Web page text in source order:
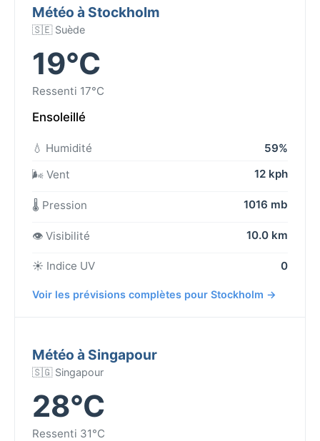
Météo à Stockholm
🇸🇪 Suède
19°C
Ressenti 17°C
Ensoleillé
💧 Humidité
59%
🌬️ Vent
12 kph
🌡️ Pression 1016 mb
👁️ Visibilité 10.0 km
☀️ Indice UV 0
Voir les prévisions complètes pour Stockholm →
Météo à Singapour
🇸🇬 Singapour
28°C
Ressenti 31°C